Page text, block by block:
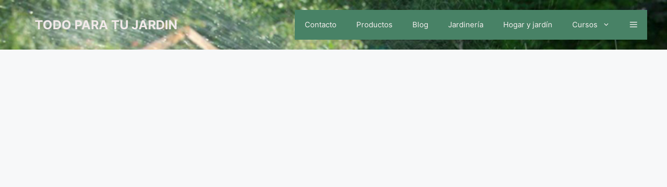
Saltar
al
contenidoTODO PARA TU JARDIN Contacto Productos Blog Jardinería Hogar y jardín Cursos